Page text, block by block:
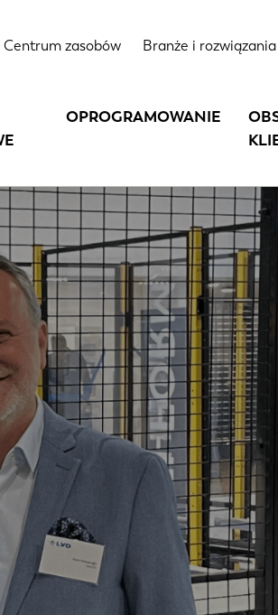
Centrum zasobów Branże i rozwiązania
OPROGRAMOWANIE